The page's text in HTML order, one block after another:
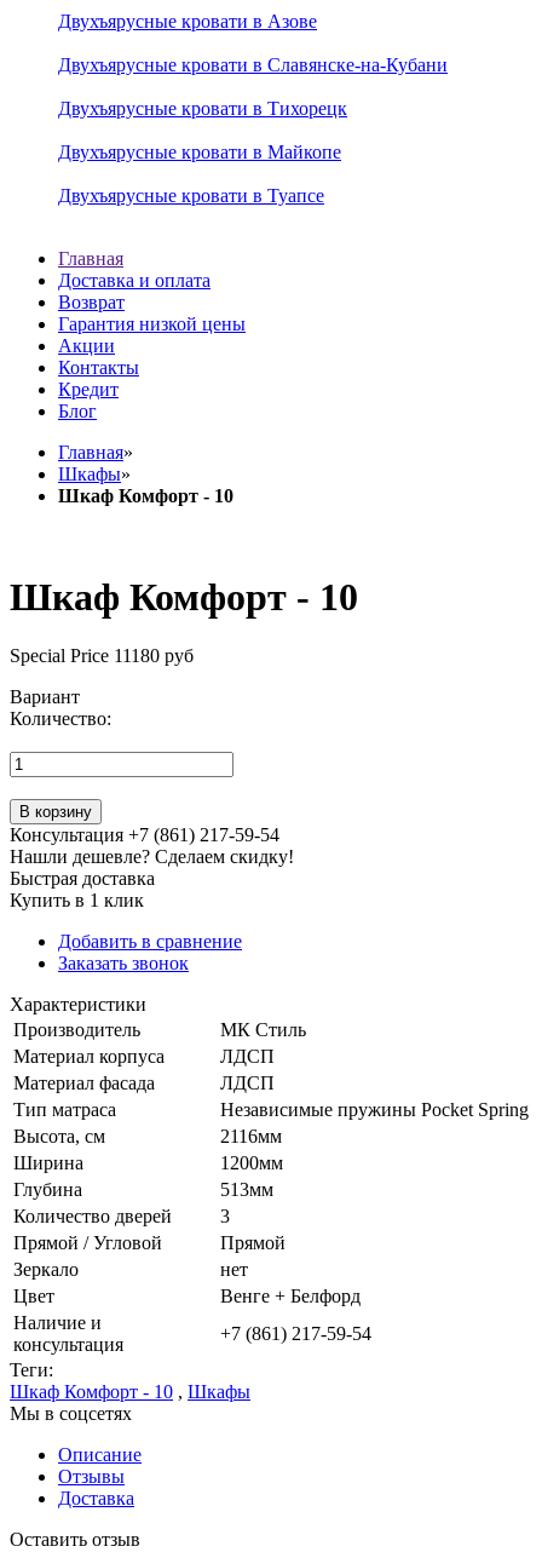
Двухъярусные кровати в Азове
Двухъярусные кровати в Славянске-на-Кубани
Двухъярусные кровати в Тихорецк
Двухъярусные кровати в Майкопе
Двухъярусные кровати в Туапсе
Главная
Доставка и оплата
Возврат
Гарантия низкой цены
Акции
Контакты
Кредит
Блог
Главная»
Шкафы»
Шкаф Комфорт - 10
Шкаф Комфорт - 10
Special Price 11180 руб
Вариант
Количество:
В корзину
Консультация +7 (861) 217-59-54
Нашли дешевле? Сделаем скидку!
Быстрая доставка
Купить в 1 клик
Добавить в сравнение
Заказать звонок
Характеристики
Производитель
МК Стиль
Материал корпуса
ЛДСП
Материал фасада
ЛДСП
Тип матраса
Независимые пружины Pocket Spring
Высота, см
2116мм
Ширина
1200мм
Глубина
513мм
Количество дверей
3
Прямой / Угловой
Прямой
Зеркало
нет
Цвет
Венге + Белфорд
Наличие и
консультация
+7 (861) 217-59-54
Теги:
Шкаф Комфорт - 10 , Шкафы
Мы в соцсетях
Описание
Отзывы
Доставка
Оставить отзыв